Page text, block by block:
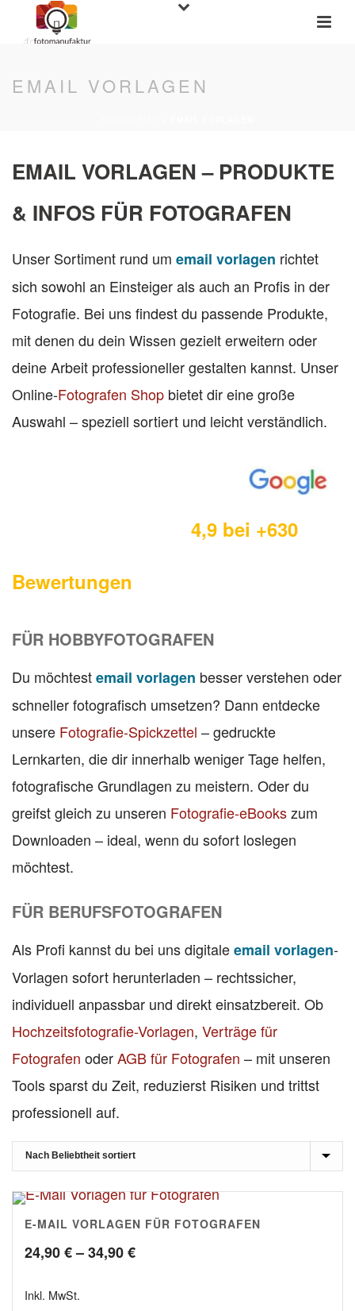
EMAIL VORLAGEN
EMAIL VORLAGEN – PRODUKTE
& INFOS FÜR FOTOGRAFEN
Unser Sortiment rund um email vorlagen richtet
sich sowohl an Einsteiger als auch an Profis in der
Fotografie. Bei uns findest du passende Produkte,
mit denen du dein Wissen gezielt erweitern oder
deine Arbeit professioneller gestalten kannst. Unser
Online-Fotografen Shop bietet dir eine große
Auswahl – speziell sortiert und leicht verständlich.
4,9 bei +630
Bewertungen
FÜR HOBBYFOTOGRAFEN
Du möchtestemail vorlagen besser verstehen oder
schneller fotografisch umsetzen? Dann entdecke
unsere Fotografie-Spickzettel – gedruckte
Lernkarten, die dir innerhalb weniger Tage helfen,
fotografische Grundlagen zu meistern. Oder du
greifst gleich zu unseren Fotografie-eBookszum
Downloaden – ideal, wenn du sofort loslegen
möchtest.
FÜR BERUFSFOTOGRAFEN
Als Profi kannst du bei uns digitaleemail vorlagen-
Vorlagen sofort herunterladen – rechtssicher,
individuell anpassbar und direkt einsatzbereit. Ob
Hochzeitsfotografie-Vorlagen, Verträge für
Fotografen oderAGB für Fotografen – mit unseren
Tools sparst du Zeit, reduzierst Risiken und trittst
professionell auf.
E-MAIL VORLAGEN FÜR FOTOGRAFEN
24,90€–34,90€Preisspanne:
Inkl. MwSt.